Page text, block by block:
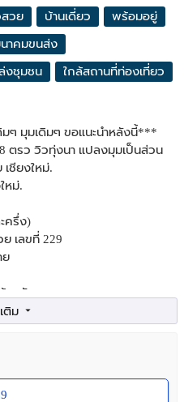
วย บ้านเดี่ยว พร้อมอยู่
าคมขนส่ง
งชุมชน ใกล้สถานที่ท่องเที่ยว
มๆ มุมเดิมๆ ขอแนะนำหลังนี้***
ตรว วิวทุ่งนา แปลงมุมเป็นส่วน
ชียงใหม่.
หม่.
ครึ่ง)
เลขที่ 229
ย
องรับแขก
ให้ครบเลย
เป็นห้องซักล้างหรือครัวนอกได้